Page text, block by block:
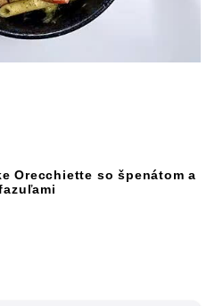
Orecchiette so špenátom a